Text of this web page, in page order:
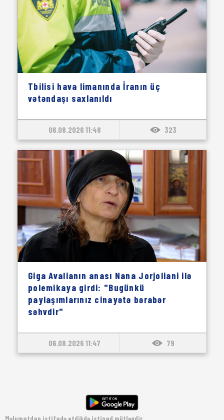
Tbilisi hava limanında İranın üç
vətəndaşı saxlanıldı
06.08.2026 11:48 323
Giga Avalianın anası Nana Jorjoliani ilə
polemikaya girdi: "Bugünkü
paylaşımlarınız cinayətə bərabər
səhvdir"
06.08.2026 11:47 79